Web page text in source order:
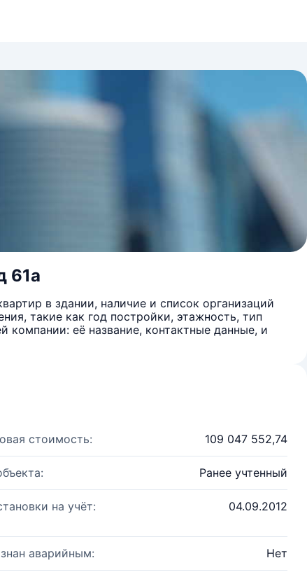
61а
в здании, наличие и список организаций
такие как год постройки, этажность, тип
её название, контактные данные, и
стоимость: 109 047 552,74
Ранее учтенный
на учёт: 04.09.2012
аварийным: Нет